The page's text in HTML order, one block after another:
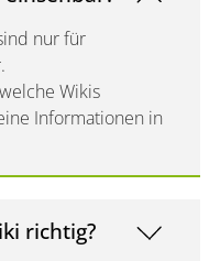
nur für
Wikis
Informationen in
richtig?